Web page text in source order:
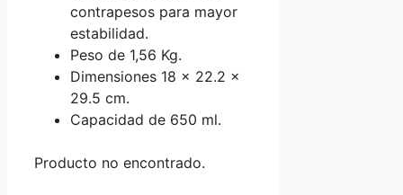
contrapesos para mayor
estabilidad.
Peso de 1,56 Kg.
Dimensiones 18 x 22.2 x
29.5 cm.
Capacidad de 650 ml.
Producto no encontrado.